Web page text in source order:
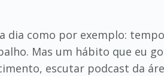
dia como por exemplo:
Mas um hábito que eu
escutar podcast da